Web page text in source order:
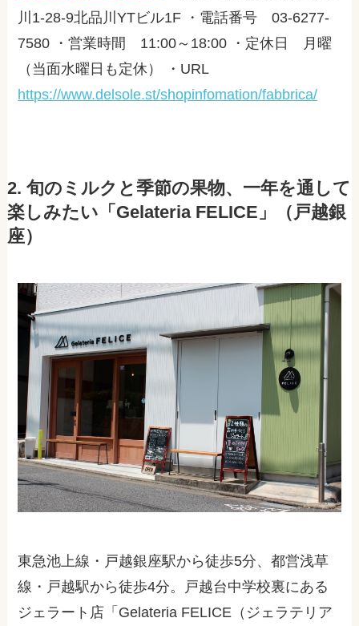
川 1-28-9北品川YTビル1F ・電話番号03-6277-
7580 ・営業時間 11:00～ 18:00 ・定休日 月曜
（当面水曜日も定休） ・ URL
https://www.delsole.st/shopinfomation/fabbrica/
2. 旬のミルクと季節の果物、一年を通して
楽しみたい「Gelateria FELICE」（戸越銀
座）
東急池上線・戸越銀座駅から徒歩5分、都営浅草
線・戸越駅から徒歩4分。戸越台中学校裏にある
ジェラート店「Gelateria FELICE（ジェラテリア